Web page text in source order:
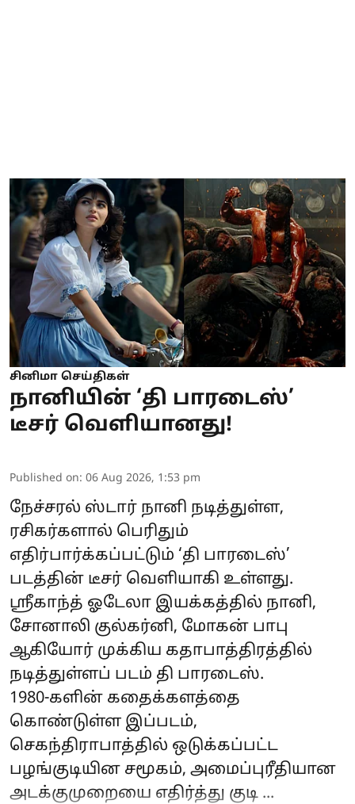
சினிமா செய்திகள்
நானியின் ‘தி பாரடைஸ்’
டீசர் வெளியானது!
Published on: 06 Aug 2026, 1:53 pm
நேச்சரல் ஸ்டார் நானி நடித்துள்ள,
ரசிகர்களால் பெரிதும்
எதிர்பார்க்கப்பட்டும் ‘தி பாரடைஸ்’
படத்தின் டீசர் வெளியாகி உள்ளது.
ஸ்ரீகாந்த் ஓடேலா இயக்கத்தில் நானி,
சோனாலி குல்கர்னி, மோகன் பாபு
ஆகியோர் முக்கிய கதாபாத்திரத்தில்
நடித்துள்ளப் படம் தி பாரடைஸ்.
1980-களின் கதைக்களத்தை
கொண்டுள்ள இப்படம்,
செகந்திராபாத்தில் ஒடுக்கப்பட்ட
பழங்குடியின சமூகம், அமைப்புரீதியான
அடக்குமுறையை எதிர்த்து குடி ...